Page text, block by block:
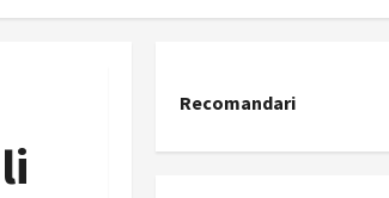
Recomandari